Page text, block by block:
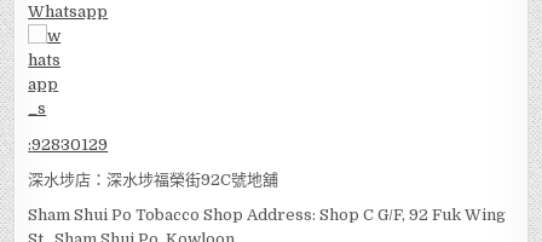
Whatsapp
:92830129
深水埗店：深水埗福榮街92C號地舖
Sham Shui Po Tobacco Shop Address: Shop C G/F, 92 Fuk Wing